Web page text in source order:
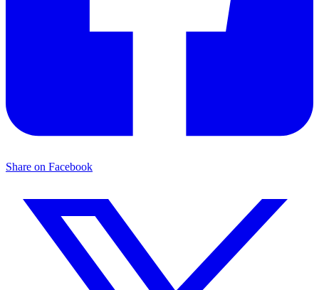
Share on Facebook